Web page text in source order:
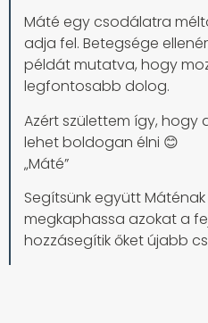
Máté egy csodálatra
adja fel. Betegsége
példát mutatva, hogy
legfontosabb dolog.
Azért születtem így, hogy
lehet boldogan élni 😊
„Máté”
Segítsünk együtt
megkaphassa azokat a
hozzásegítik őket újabb